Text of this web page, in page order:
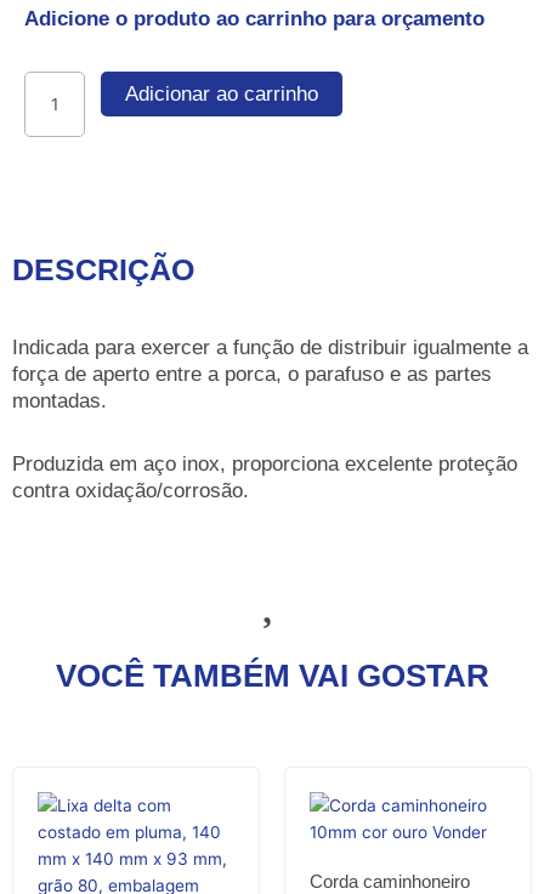
Adicione o produto ao carrinho para orçamento
5/16",
Adicionar ao carrinho
DESCRIÇÃO
Indicada para exercer a função de distribuir igualmente a
força de aperto entre a porca, o parafuso e as partes
montadas.
Produzida em aço inox, proporciona excelente proteção
contra oxidação/corrosão.
VOCÊ TAMBÉM VAI GOSTAR
Corda caminhoneiro